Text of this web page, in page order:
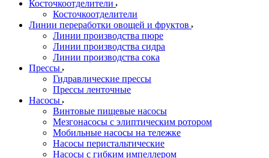
Косточкоотделители
Косточкоотделители
Линии переработки овощей и фруктов
Линии производства пюре
Линии производства сидра
Линии производства сока
Прессы
Гидравлические прессы
Прессы ленточные
Насосы
Винтовые пищевые насосы
Мезгонасосы с элиптическим ротором
Мобильные насосы на тележке
Насосы перистальтические
Насосы с гибким импеллером